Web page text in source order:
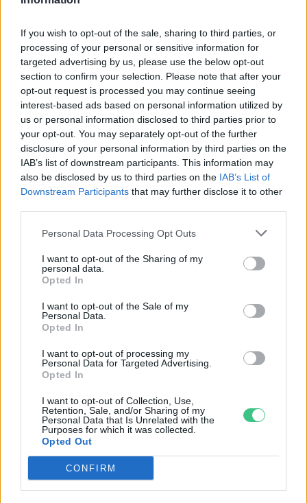
If you wish to opt-out of the sale, sharing to third parties, or
processing of your personal or sensitive information for
targeted advertising by us, please use the below opt-out
section to confirm your selection. Please note that after your
opt-out request is processed you may continue seeing
interest-based ads based on personal information utilized by
us or personal information disclosed to third parties prior to
your opt-out. You may separately opt-out of the further
disclosure of your personal information by third parties on the
IAB’s list of downstream participants. This information may
also be disclosed by us to third parties on the IAB’s List of
Downstream Participants that may further disclose it to other
Personal Data Processing Opt Outs
I want to opt-out of the Sharing of my
personal data.
Opted In
I want to opt-out of the Sale of my
Personal Data.
Opted In
I want to opt-out of processing my
Personal Data for Targeted Advertising.
Opted In
I want to opt-out of Collection, Use,
Retention, Sale, and/or Sharing of my
Personal Data that Is Unrelated with the
Purposes for which it was collected.
Opted Out
CONFIRM
Nem csak növényrajongóknak!
– 8 arborétum, amelyet
érdemes meglátogatni
ÉLŐ BOLYGÓNK Granát-Galló Tímea 5 perc
Magyarország tele van gyönyörű növényekkel, így arborétumokkal
is. A jó idő beköszöntével érdemes minél többet felkeresni.
Szedd magad őszibarack: itt vannak
a legjobb lelőhelyek!